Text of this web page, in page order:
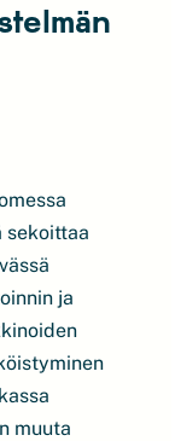
sekoittaa
ja
muuta